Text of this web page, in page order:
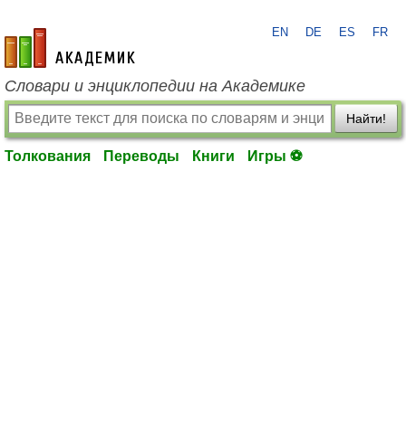
academic.ru
EN DE ES FR
Словари и энциклопедии на Академике
Найти!
Толкования Переводы Книги Игры ⚽